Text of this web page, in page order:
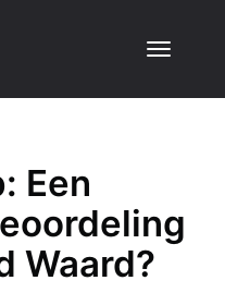
Een
Waard?